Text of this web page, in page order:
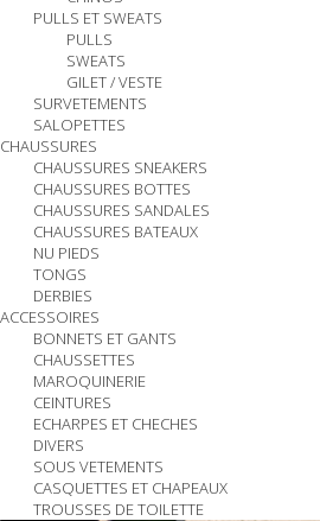
PULLS ET SWEATS
PULLS
SWEATS
GILET / VESTE
SURVETEMENTS
SALOPETTES
CHAUSSURES
CHAUSSURES SNEAKERS
CHAUSSURES BOTTES
CHAUSSURES SANDALES
CHAUSSURES BATEAUX
NU PIEDS
TONGS
DERBIES
ACCESSOIRES
BONNETS ET GANTS
CHAUSSETTES
MAROQUINERIE
CEINTURES
ECHARPES ET CHECHES
DIVERS
SOUS VETEMENTS
CASQUETTES ET CHAPEAUX
TROUSSES DE TOILETTE